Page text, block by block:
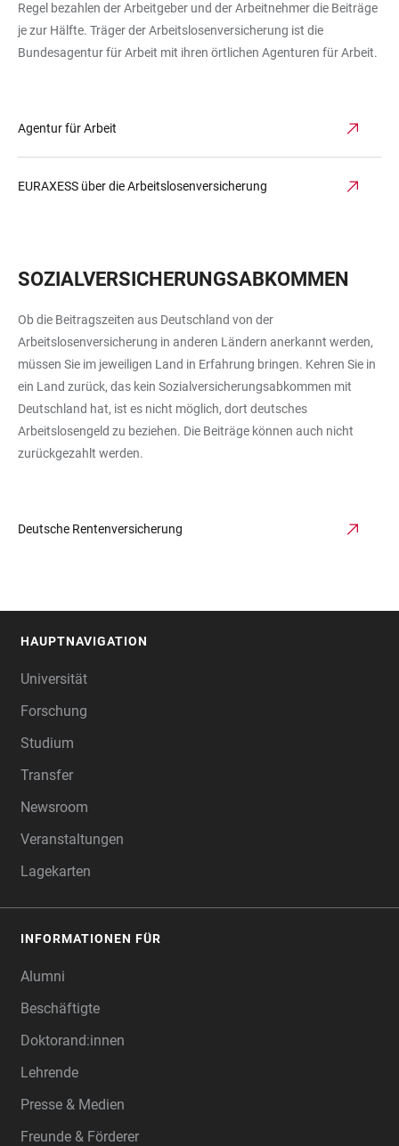
Regel bezahlen der Arbeitgeber und der Arbeitnehmer die Beiträge
je zur Hälfte. Träger der Arbeitslosenversicherung ist die
Bundesagentur für Arbeit mit ihren örtlichen Agenturen für Arbeit.
Agentur für Arbeit
EURAXESS über die Arbeitslosenversicherung
SOZIALVERSICHERUNGSABKOMMEN
Ob die Beitragszeiten aus Deutschland von der
Arbeitslosenversicherung in anderen Ländern anerkannt werden,
müssen Sie im jeweiligen Land in Erfahrung bringen. Kehren Sie in
ein Land zurück, das kein Sozialversicherungsabkommen mit
Deutschland hat, ist es nicht möglich, dort deutsches
Arbeitslosengeld zu beziehen. Die Beiträge können auch nicht
zurückgezahlt werden.
Deutsche Rentenversicherung
HAUPTNAVIGATION
Universität
Forschung
Studium
Transfer
Newsroom
Veranstaltungen
Lagekarten
INFORMATIONEN FÜR
Alumni
Beschäftigte
Doktorand:innen
Lehrende
Presse & Medien
Freunde & Förderer